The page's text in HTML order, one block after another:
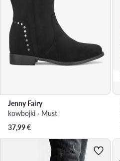
Jenny Fairy
kowbojki · Must
37,99€